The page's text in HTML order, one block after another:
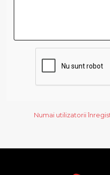
Numai utilizatorii